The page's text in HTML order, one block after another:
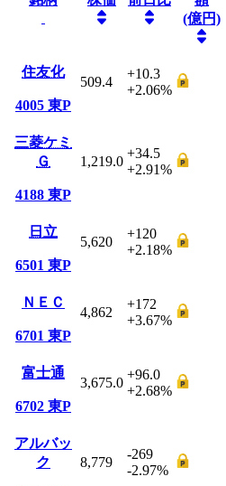
(億円)
住友化
4005 東P
509.4
+10.3
+2.06%
三菱ケミ
Ｇ
4188 東P
1,219.0
+34.5
+2.91%
日立
6501 東P
5,620
+120
+2.18%
ＮＥＣ
6701 東P
4,862
+172
+3.67%
富士通
6702 東P
3,675.0
+96.0
+2.68%
アルバッ
ク
8,779
-269
-2.97%